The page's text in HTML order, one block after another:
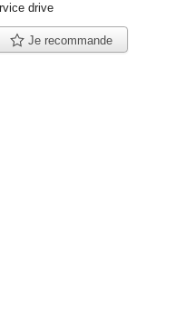
drive
Je recommande